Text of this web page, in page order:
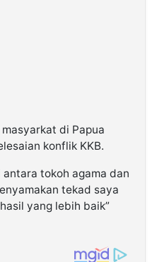
di Papua
konflik KKB.
tokoh agama dan
tekad saya
yang lebih baik”